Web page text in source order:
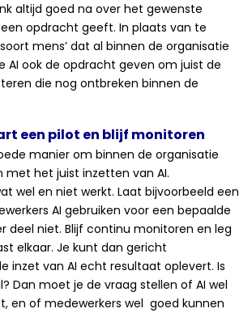
altijd goed na over het gewenste
opdracht geeft. In plaats van te
mens’ dat al binnen de organisatie
AI ook de opdracht geven om juist de
die nog ontbreken binnen de
een pilot en blijf monitoren
manier om binnen de organisatie
het juist inzetten van AI.
wel en niet werkt. Laat bijvoorbeeld een
AI gebruiken voor een bepaalde
deel niet. Blijf continu monitoren en leg
elkaar. Je kunt dan gericht
inzet van AI echt resultaat oplevert. Is
Dan moet je de vraag stellen of AI wel
en of medewerkers wel goed kunnen